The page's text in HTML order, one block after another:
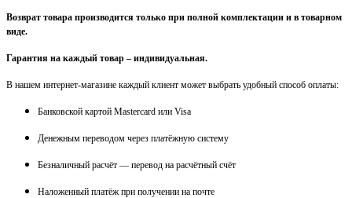
Возврат товара производится только при полной комплектации и в товарном
виде.
Гарантия на каждый товар – индивидуальная.
В нашем интернет-магазине каждый клиент может выбрать удобный способ оплаты:
Банковской картой Mastercard или Visa
Денежным переводом через платёжную систему
Безналичный расчёт — перевод на расчётный счёт
Наложенный платёж при получении на почте